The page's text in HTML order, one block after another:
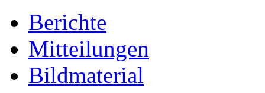
Berichte
Mitteilungen
Bildmaterial